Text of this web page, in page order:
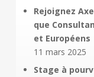
Rejoignez
que
et Européens
11 mars 2025
Stage à